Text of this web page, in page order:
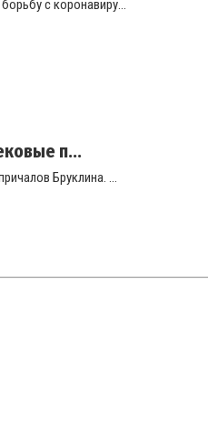
с коронавиру...
п...
Бруклина. ...